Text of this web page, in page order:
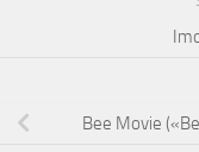
Bee Movie